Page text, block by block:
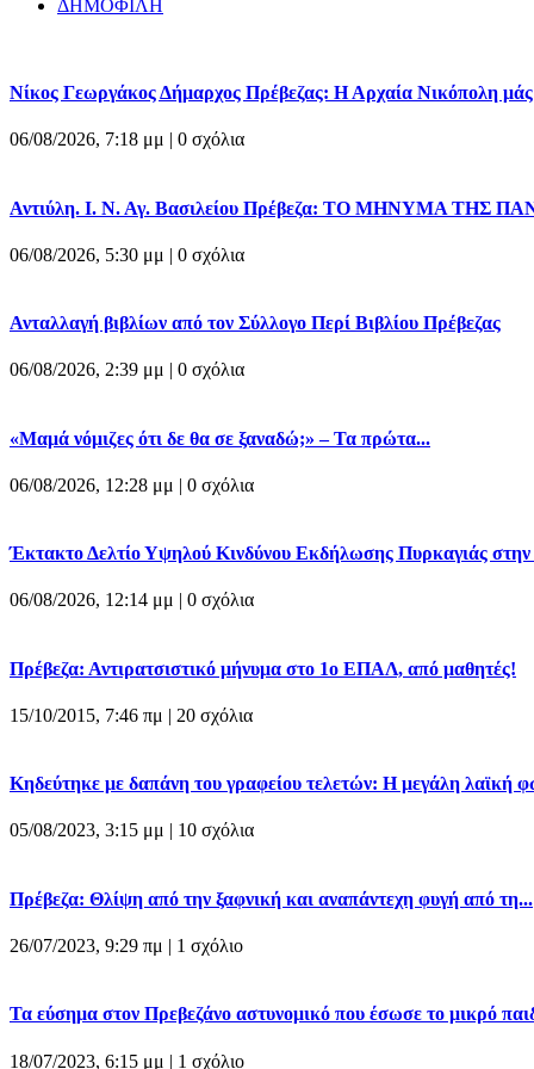
ΔΗΜΟΦΙΛΗ
Νίκος Γεωργάκος Δήμαρχος Πρέβεζας: Η Αρχαία Νικόπολη μάς
06/08/2026, 7:18 μμ | 0 σχόλια
Αντιύλη. Ι. Ν. Αγ. Βασιλείου Πρέβεζα: ΤΟ ΜΗΝΥΜΑ ΤΗΣ
06/08/2026, 5:30 μμ | 0 σχόλια
Ανταλλαγή βιβλίων από τον Σύλλογο Περί Βιβλίου Πρέβεζας
06/08/2026, 2:39 μμ | 0 σχόλια
«Μαμά νόμιζες ότι δε θα σε ξαναδώ;» – Τα πρώτα...
06/08/2026, 12:28 μμ | 0 σχόλια
Έκτακτο Δελτίο Υψηλού Κινδύνου Εκδήλωσης Πυρκαγιάς
06/08/2026, 12:14 μμ | 0 σχόλια
Πρέβεζα: Αντιρατσιστικό μήνυμα στο 1ο ΕΠΑΛ, από μαθητές!
15/10/2015, 7:46 πμ | 20 σχόλια
Κηδεύτηκε με δαπάνη του γραφείου τελετών: Η μεγάλη λαϊκή
05/08/2023, 3:15 μμ | 10 σχόλια
Πρέβεζα: Θλίψη από την ξαφνική και αναπάντεχη φυγή από τη...
26/07/2023, 9:29 πμ | 1 σχόλιο
Τα εύσημα στον Πρεβεζάνο αστυνομικό που έσωσε το μικρό
18/07/2023, 6:15 μμ | 1 σχόλιο